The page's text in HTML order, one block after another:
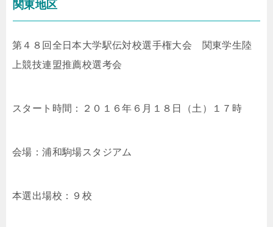
関東地区
第４８回全日本大学駅伝対校選手権大会 関東学生陸
上競技連盟推薦校選考会
スタート時間：２０１６年６月１８日（土）１７時
会場：浦和駒場スタジアム
本選出場校：９校